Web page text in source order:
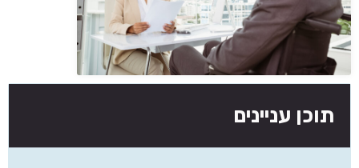
תוכן עניינים